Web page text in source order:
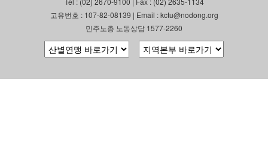
고유번호 : 107-82-08139 | Email : kctu@nodong.org
민주노총 노동상담 1577-2260